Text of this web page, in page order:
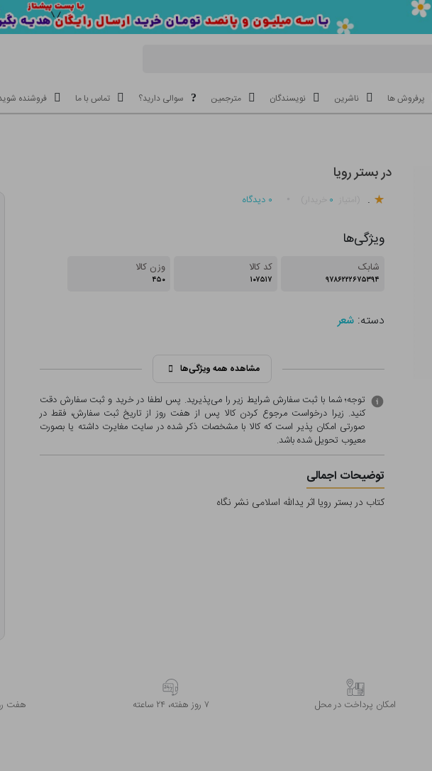
پرفروش ها ناشرین نویسندگان مترجمین سوالی دارید؟ تماس با ما فروشنده
در بستر رویا
. ۰ ۰ دیدگاه
ویژگی‌ها
شابک
۹۷۸۶۲۲۲۶۷۵۳۹۴
کد کالا
۱۰۷۵۱۷
وزن کالا
۴۵۰
دسته: شعر
مشاهده همه ویژگی‌ها
توجه؛ شما با ثبت سفارش شرایط زیر را می‌پذیرید. پس لطفا در خرید و ثبت سفارش دقت
کنید. زیرا درخواست مرجوع کردن کالا پس از هفت روز از تاریخ ثبت سفارش، فقط در
صورتی امکان پذیر است که کالا با مشخصات ذکر شده در سایت مغایرت داشته یا بصورت
معيوب تحویل شده باشد.
توضیحات اجمالی
کتاب در بستر رویا اثر یدالله اسلامی نشر نگاه
امکان پرداخت در محل ۷ روز ﻫﻔﺘﻪ، ۲۴ ﺳﺎﻋﺘﻪ هفت